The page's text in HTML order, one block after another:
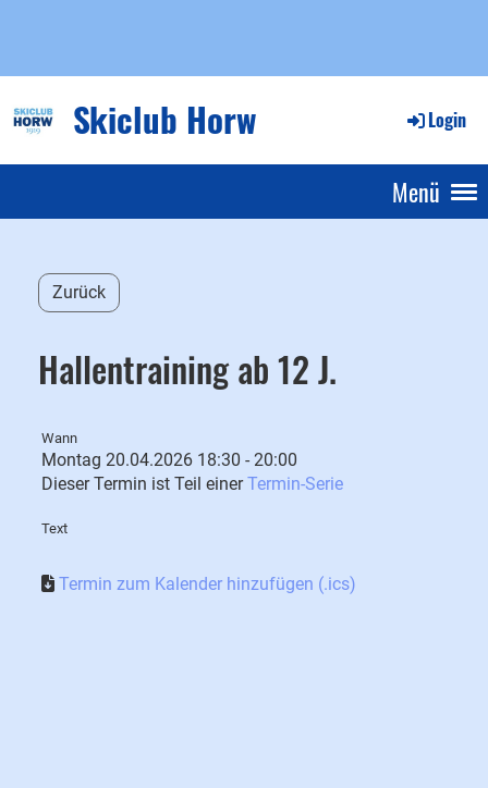
Skiclub Horw Login
Menü
Zurück
Hallentraining ab 12 J.
Wann
Montag 20.04.2026 18:30 - 20:00
Dieser Termin ist Teil einerTermin-Serie
Text
Termin zum Kalender hinzufügen (.ics)